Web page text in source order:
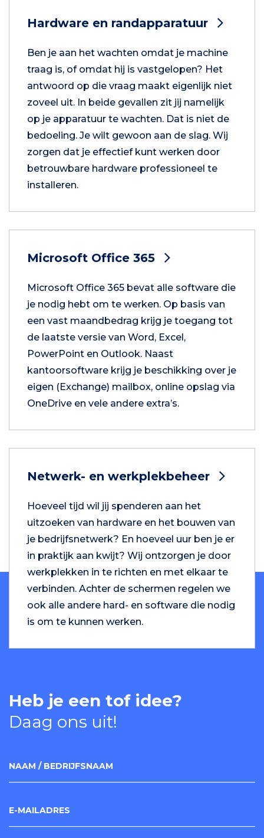
Hardware en randapparatuur
Ben je aan het wachten omdat je machine
traag is, of omdat hij is vastgelopen? Het
antwoord op die vraag maakt eigenlijk niet
zoveel uit. In beide gevallen zit jij namelijk
op je apparatuur te wachten. Dat is niet de
bedoeling. Je wilt gewoon aan de slag. Wij
zorgen dat je effectief kunt werken door
betrouwbare hardware professioneel te
installeren.
Microsoft Office 365
Microsoft Office 365 bevat alle software die
je nodig hebt om te werken. Op basis van
een vast maandbedrag krijg je toegang tot
de laatste versie van Word, Excel,
PowerPoint en Outlook. Naast
kantoorsoftware krijg je beschikking over je
eigen (Exchange) mailbox, online opslag via
OneDrive en vele andere extra’s.
Netwerk- en werkplekbeheer
Hoeveel tijd wil jij spenderen aan het
uitzoeken van hardware en het bouwen van
je bedrijfsnetwerk? En hoeveel uur ben je er
in praktijk aan kwijt? Wij ontzorgen je door
werkplekken in te richten en met elkaar te
verbinden. Achter de schermen regelen we
ook alle andere hard- en software die nodig
is om te kunnen werken.
Heb je een tof idee?
Daag ons uit!
NAAM / BEDRIJFSNAAM
E-MAILADRES